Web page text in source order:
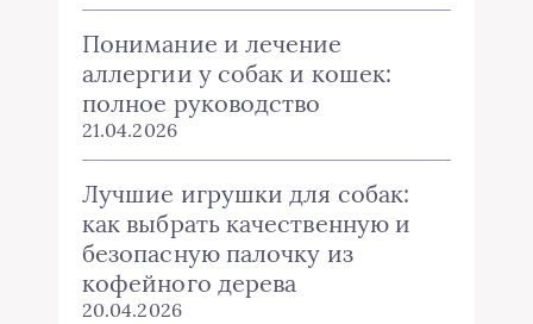
Понимание и лечение
аллергии у собак и кошек:
полное руководство
21.04.2026
Лучшие игрушки для собак:
как выбрать качественную и
безопасную палочку из
кофейного дерева
20.04.2026